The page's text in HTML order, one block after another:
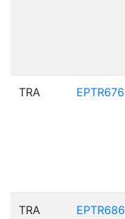
TRA EPTR676
TRA EPTR686